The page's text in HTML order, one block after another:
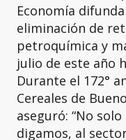
Economía
eliminación de
petroquímica y
julio de este año
Durante el 172°
Cereales de
aseguró: “No
digamos, al